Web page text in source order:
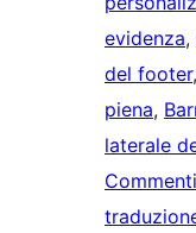
evidenza,
del footer,
piena,
laterale